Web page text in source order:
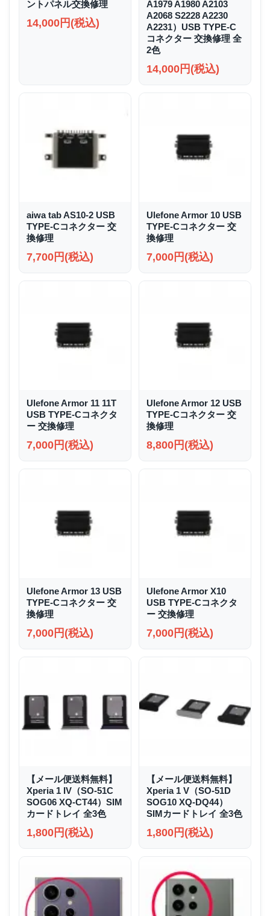
ントパネル交換修理
14,000円(税込)
A1979 A1980 A2103
A2068 S2228 A2230
A2231）USB TYPE-C
コネクター 交換修理 全
2色
14,000円(税込)
aiwa tab AS10-2 USB
TYPE-Cコネクター 交
換修理
7,700円(税込)
Ulefone Armor 10 USB
TYPE-Cコネクター 交
換修理
7,000円(税込)
Ulefone Armor 11 11T
USB TYPE-Cコネクタ
ー 交換修理
7,000円(税込)
Ulefone Armor 12 USB
TYPE-Cコネクター 交
換修理
8,800円(税込)
Ulefone Armor 13 USB
TYPE-Cコネクター 交
換修理
7,000円(税込)
Ulefone Armor X10
USB TYPE-Cコネクタ
ー 交換修理
7,000円(税込)
【メール便送料無料】
Xperia 1 IV（SO-51C
SOG06 XQ-CT44）SIM
カードトレイ 全3色
1,800円(税込)
【メール便送料無料】
Xperia 1 V（SO-51D
SOG10 XQ-DQ44）
SIMカードトレイ 全3色
1,800円(税込)